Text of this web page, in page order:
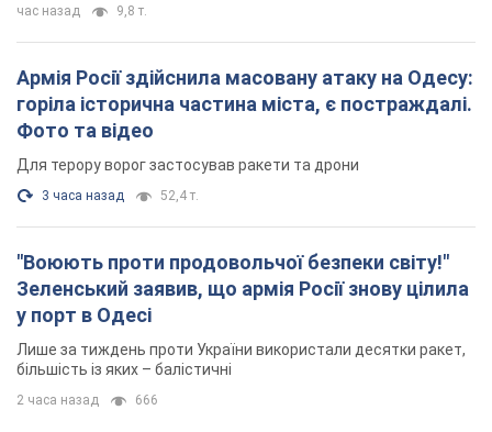
час назад 9,8 т.
Армія Росії здійснила масовану атаку на Одесу:
горіла історична частина міста, є постраждалі.
Фото та відео
Для терору ворог застосував ракети та дрони
3 часа назад 52,4 т.
"Воюють проти продовольчої безпеки світу!"
Зеленський заявив, що армія Росії знову цілила
у порт в Одесі
Лише за тиждень проти України використали десятки ракет,
більшість із яких – балістичні
2 часа назад 666